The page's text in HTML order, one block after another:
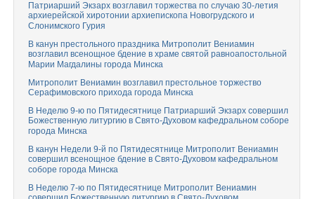
Патриарший Экзарх возглавил торжества по случаю 30-летия
архиерейской хиротонии архиепископа Новогрудского и
Слонимского Гурия
В канун престольного праздника Митрополит Вениамин
возглавил всенощное бдение в храме святой равноапостольной
Марии Магдалины города Минска
Митрополит Вениамин возглавил престольное торжество
Серафимовского прихода города Минска
В Неделю 9-ю по Пятидесятнице Патриарший Экзарх совершил
Божественную литургию в Свято-Духовом кафедральном соборе
города Минска
В канун Недели 9-й по Пятидесятнице Митрополит Вениамин
совершил всенощное бдение в Свято-Духовом кафедральном
соборе города Минска
В Неделю 7-ю по Пятидесятнице Митрополит Вениамин